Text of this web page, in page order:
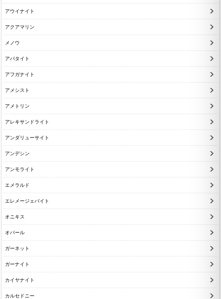
アウイナイト
アクアマリン
メノウ
アパタイト
アフガナイト
アメシスト
アメトリン
アレキサンドライト
アンダリューサイト
アンデシン
アンモライト
エメラルド
エレメージェバイト
オニキス
オパール
ガーネット
ガーナイト
カイヤナイト
カルセドニー